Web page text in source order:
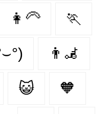
👩‍🦳 🏃‍
👨‍🦼‍️
😺 🧡